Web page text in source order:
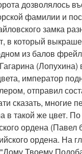
дозволялось
фамилии и
замка
в который
из балов
император
отправил
сказать, многие
в такой же цвет.
ордена (Павел
ордена. На